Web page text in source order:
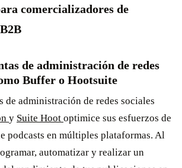
comercializadores de
de administración de redes
Buffer o Hootsuite
de administración de redes sociales
y Suite Hoot optimice sus esfuerzos de
podcasts en múltiples plataformas. Al
automatizar y realizar un